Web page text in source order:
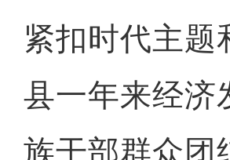
紧扣时代主题
县一年来经济
族干部群众团